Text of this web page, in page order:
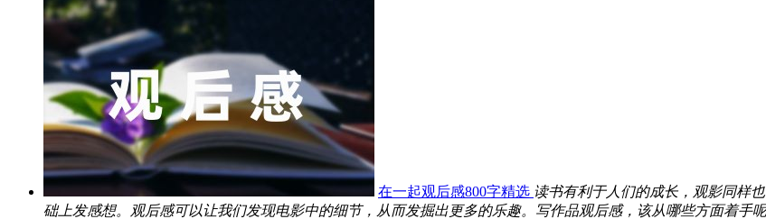
在一起观后感800字精选 读书有利于人们的成长，观影同样
础上发感想。观后感可以让我们发现电影中的细节，从而发掘出更多的乐趣。写作品观后感，该从哪些方面着手